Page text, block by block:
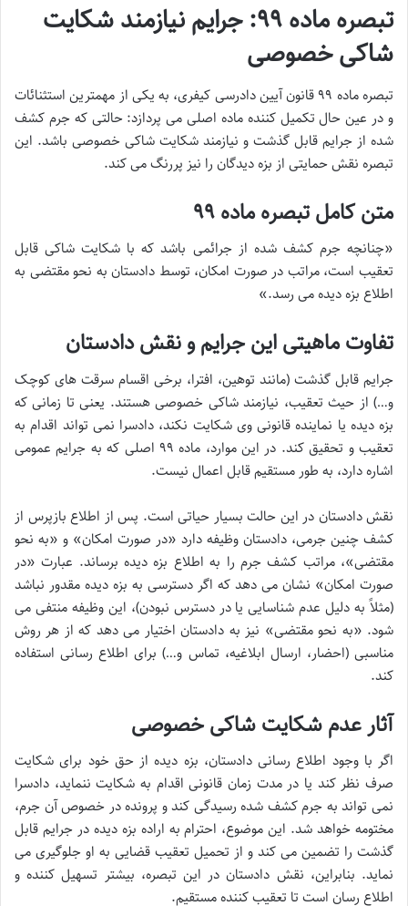
تبصره ماده ۹۹: جرایم نیازمند شکایت
شاکی خصوصی
تبصره ماده ۹۹ قانون آیین دادرسی کیفری، به یکی از مهمترین استثنائات
و در عین حال تکمیل کننده ماده اصلی می پردازد: حالتی که جرم کشف
شده از جرایم قابل گذشت و نیازمند شکایت شاکی خصوصی باشد. این
تبصره نقش حمایتی از بزه دیدگان را نیز پررنگ می کند.
متن کامل تبصره ماده ۹۹
«چنانچه جرم کشف شده از جرائمی باشد که با شکایت شاکی قابل
تعقیب است، مراتب در صورت امکان، توسط دادستان به نحو مقتضی به
اطلاع بزه دیده می رسد.»
تفاوت ماهیتی این جرایم و نقش دادستان
جرایم قابل گذشت (مانند توهین، افترا، برخی اقسام سرقت های کوچک
و…) از حیث تعقیب، نیازمند شاکی خصوصی هستند. یعنی تا زمانی که
بزه دیده یا نماینده قانونی وی شکایت نکند، دادسرا نمی تواند اقدام به
تعقیب و تحقیق کند. در این موارد، ماده ۹۹ اصلی که به جرایم عمومی
اشاره دارد، به طور مستقیم قابل اعمال نیست.
نقش دادستان در این حالت بسیار حیاتی است. پس از اطلاع بازپرس از
کشف چنین جرمی، دادستان وظیفه دارد «در صورت امکان» و «به نحو
مقتضی»، مراتب کشف جرم را به اطلاع بزه دیده برساند. عبارت «در
صورت امکان» نشان می دهد که اگر دسترسی به بزه دیده مقدور نباشد
(مثلاً به دلیل عدم شناسایی یا در دسترس نبودن)، این وظیفه منتفی می
شود. «به نحو مقتضی» نیز به دادستان اختیار می دهد که از هر روش
مناسبی (احضار، ارسال ابلاغیه، تماس و…) برای اطلاع رسانی استفاده
کند.
آثار عدم شکایت شاکی خصوصی
اگر با وجود اطلاع رسانی دادستان، بزه دیده از حق خود برای شکایت
صرف نظر کند یا در مدت زمان قانونی اقدام به شکایت ننماید، دادسرا
نمی تواند به جرم کشف شده رسیدگی کند و پرونده در خصوص آن جرم،
مختومه خواهد شد. این موضوع، احترام به اراده بزه دیده در جرایم قابل
گذشت را تضمین می کند و از تحمیل تعقیب قضایی به او جلوگیری می
نماید. بنابراین، نقش دادستان در این تبصره، بیشتر تسهیل کننده و
اطلاع رسان است تا تعقیب کننده مستقیم.